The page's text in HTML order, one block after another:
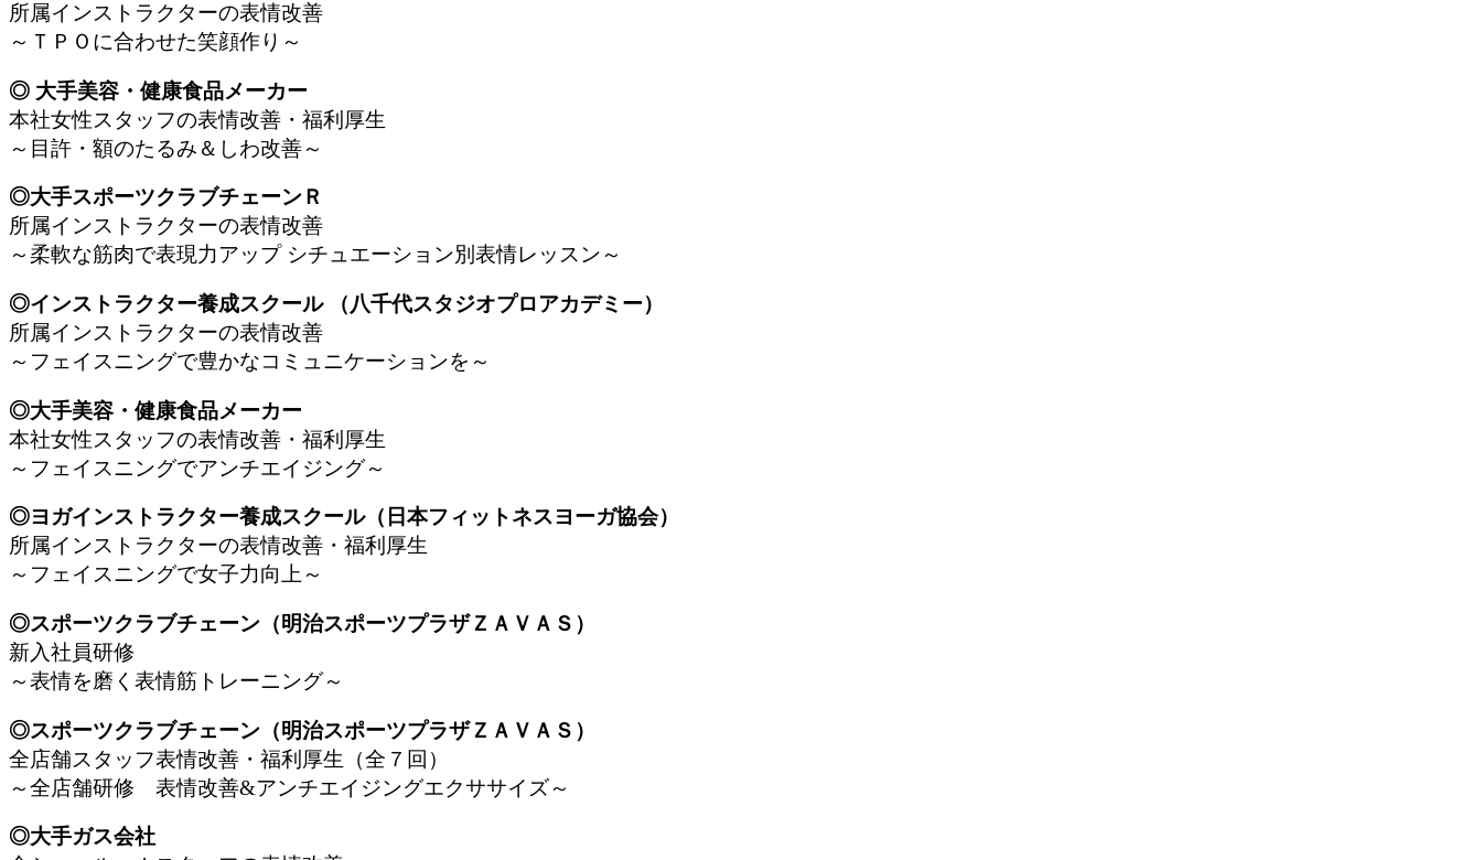
所属インストラクターの表情改善
～ＴＰＯに合わせた笑顔作り～
◎ 大手美容・健康食品メーカー
本社女性スタッフの表情改善・福利厚生
～目許・額のたるみ＆しわ改善～
◎大手スポーツクラブチェーンＲ
所属インストラクターの表情改善
～柔軟な筋肉で表現力アップ シチュエーション別表情レッスン～
◎インストラクター養成スクール （八千代スタジオプロアカデミー）
所属インストラクターの表情改善
～フェイスニングで豊かなコミュニケーションを～
◎大手美容・健康食品メーカー
本社女性スタッフの表情改善・福利厚生
～フェイスニングでアンチエイジング～
◎ヨガインストラクター養成スクール（日本フィットネスヨーガ協会）
所属インストラクターの表情改善・福利厚生
～フェイスニングで女子力向上～
◎スポーツクラブチェーン（明治スポーツプラザＺＡＶＡＳ）
新入社員研修
～表情を磨く表情筋トレーニング～
◎スポーツクラブチェーン（明治スポーツプラザＺＡＶＡＳ）
全店舗スタッフ表情改善・福利厚生（全７回）
～全店舗研修 表情改善&アンチエイジングエクササイズ～
◎大手ガス会社